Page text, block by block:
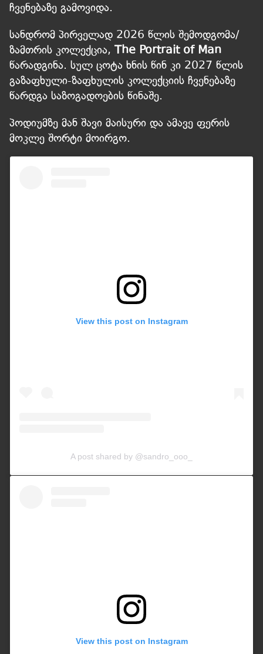
ჩვენებაზე გამოვიდა.
სანდრომ პირველად 2026 წლის შემოდგომა/
ზამთრის კოლექცია, The Portrait of Man
წარადგინა. სულ ცოტა ხნის წინ კი 2027 წლის
გაზაფხული-ზაფხულის კოლექციის ჩვენებაზე
წარდგა საზოგადოების წინაშე.
პოდიუმზე მან შავი მაისური და ამავე ფერის
მოკლე შორტი მოირგო.
View this post on Instagram
A post shared by @sandro_ooo_
View this post on Instagram